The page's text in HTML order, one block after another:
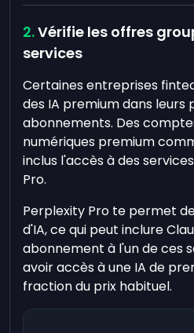
Vérifie les offres
services
Certaines entreprises
des IA premium dans leurs
abonnements. Des
numériques premium
inclus l'accès à des
Pro.
Perplexity Pro te permet
d'IA, ce qui peut inclure
abonnement à l'un de ces
avoir accès à une IA de
fraction du prix habituel.